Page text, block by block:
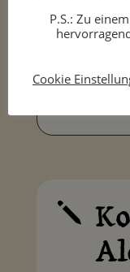
Biertest
auf
Youtube
🎙 Hier unsere
Podcast-
j
P.S.: Zu
Cookie